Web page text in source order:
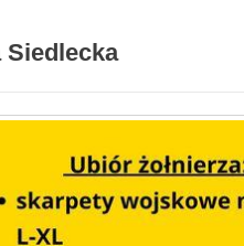
Siedlecka